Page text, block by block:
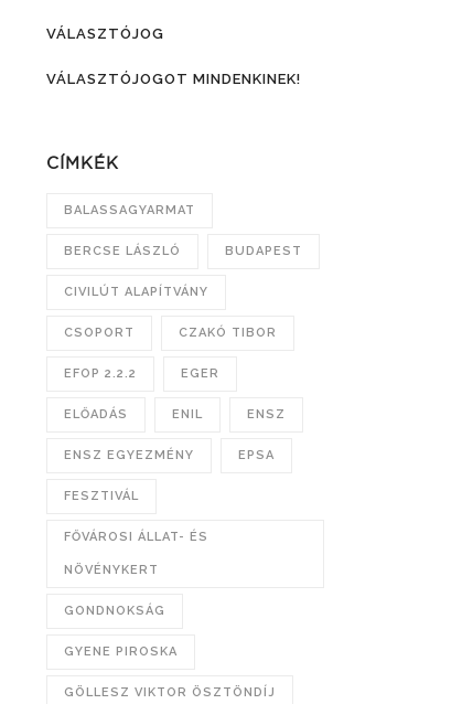
VÁLASZTÓJOG
VÁLASZTÓJOGOT MINDENKINEK!
CÍMKÉK
BALASSAGYARMAT
BERCSE LÁSZLÓ BUDAPEST
CIVILÚT ALAPÍTVÁNY
CSOPORT CZAKÓ TIBOR
EFOP 2.2.2 EGER
ELŐADÁS ENIL ENSZ
ENSZ EGYEZMÉNY EPSA
FESZTIVÁL
FŐVÁROSI ÁLLAT- ÉS
NÖVÉNYKERT
GONDNOKSÁG
GYENE PIROSKA
GÖLLESZ VIKTOR ÖSZTÖNDÍJ